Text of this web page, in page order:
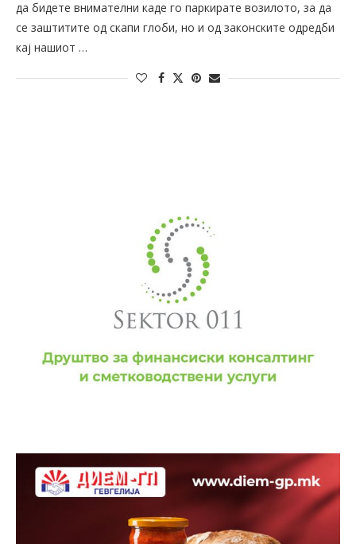
да бидете внимателни каде го паркирате возилото, за да
се заштитите од скапи глоби, но и од законските одредби
кај нашиот …